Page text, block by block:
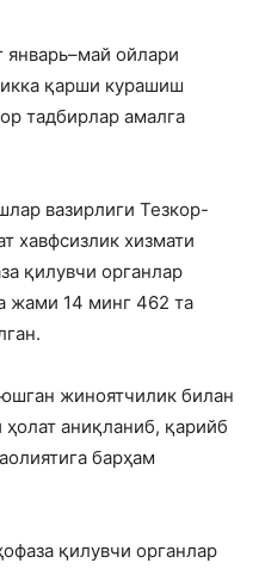
ойлари
қарши курашиш
тадбирлар амалга
вазирлиги Тезкор-
хавфсизлик хизмати
қилувчи органлар
жами 14 минг 462 та
жиноятчилик билан
аниқланиб, қарийб
барҳам
қилувчи органлар